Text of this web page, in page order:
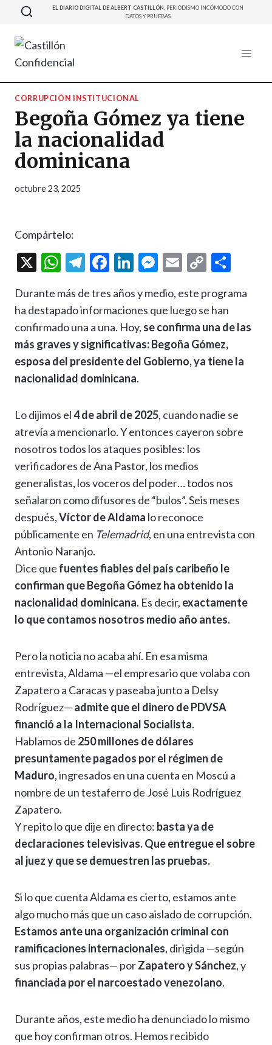
Saltar
contenido
EL DIARIO DIGITAL DE ALBERT CASTILLÓN. PERIODISMO INCÓMODO CON
DATOS Y PRUEBAS
CORRUPCIÓN INSTITUCIONAL
Begoña Gómez ya tiene
la nacionalidad
dominicana
octubre 23, 2025
Compártelo:
X
W
at
s
A
p
p
T
e
gr
a
m
F
e
b
o
o
k
Li
ke
dI
n
M
se
n
g
er
E
ai
l
C
p
y
Li
n
m
p
ti
Durante más de tres años y medio, este programa
ha destapado informaciones que luego se han
confirmado una a una. Hoy, se confirma una de las
más graves y significativas: Begoña Gómez,
esposa del presidente del Gobierno, ya tiene la
nacionalidad dominicana.
Lo dijimos el4 de abril de 2025, cuando nadie se
atrevía a mencionarlo. Y entonces cayeron sobre
nosotros todos los ataques posibles: los
verificadores de Ana Pastor, los medios
generalistas, los voceros del poder… todos nos
señalaron como difusores de “bulos”. Seis meses
después,Víctor de Aldama lo reconoce
públicamente en Telemadrid, en una entrevista con
Antonio Naranjo.
Dice que fuentes fiables del país caribeño le
confirman que Begoña Gómez ha obtenido la
nacionalidad dominicana. Es decir, exactamente
lo que contamos nosotros medio año antes.
Pero la noticia no acaba ahí. En esa misma
entrevista, Aldama —el empresario que volaba con
Zapatero a Caracas y paseaba junto a Delsy
Rodríguez— admite que el dinero de PDVSA
financió a la Internacional Socialista.
Hablamos de 250 millones de dólares
presuntamente pagados por el régimen de
Maduro, ingresados en una cuenta en Moscú a
nombre de un testaferro de José Luis Rodríguez
Zapatero.
Y repito lo que dije en directo: basta ya de
declaraciones televisivas. Que entregue el sobre
al juez y que se demuestren las pruebas.
Si lo que cuenta Aldama es cierto, estamos ante
algo mucho más que un caso aislado de corrupción.
Estamos ante una organización criminal con
ramificaciones internacionales, dirigida —según
sus propias palabras— porZapatero y Sánchez, y
financiada por el narcoestado venezolano.
Durante años, este medio ha denunciado lo mismo
que hoy confirman otros. Hemos recibido